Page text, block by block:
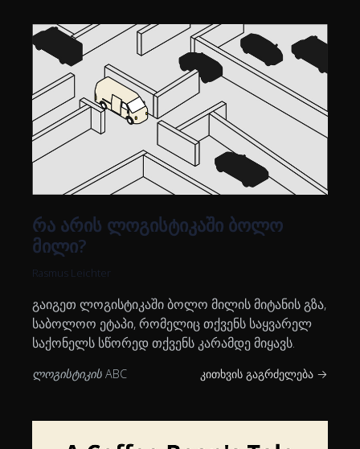
რა არის ლოგისტიკაში ბოლო
მილი?
Rasmus Leichter
გაიგეთ ლოგისტიკაში ბოლო მილის მიტანის გზა,
საბოლოო ეტაპი, რომელიც თქვენს საყვარელ
საქონელს სწორედ თქვენს კარამდე მიყავს.
ლოგისტიკის ABC კითხვის გაგრძელება →